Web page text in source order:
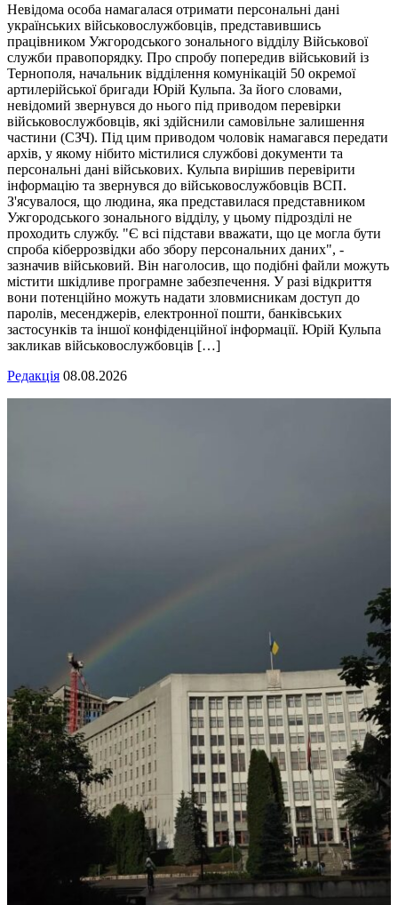
Невідома особа намагалася отримати персональні дані
українських військовослужбовців, представившись
працівником Ужгородського зонального відділу Військової
служби правопорядку. Про спробу попередив військовий із
Тернополя, начальник відділення комунікацій 50 окремої
артилерійської бригади Юрій Кульпа. За його словами,
невідомий звернувся до нього під приводом перевірки
військовослужбовців, які здійснили самовільне залишення
частини (СЗЧ). Під цим приводом чоловік намагався передати
архів, у якому нібито містилися службові документи та
персональні дані військових. Кульпа вирішив перевірити
інформацію та звернувся до військовослужбовців ВСП.
З'ясувалося, що людина, яка представилася представником
Ужгородського зонального відділу, у цьому підрозділі не
проходить службу. "Є всі підстави вважати, що це могла бути
спроба кіберрозвідки або збору персональних даних", -
зазначив військовий. Він наголосив, що подібні файли можуть
містити шкідливе програмне забезпечення. У разі відкриття
вони потенційно можуть надати зловмисникам доступ до
паролів, месенджерів, електронної пошти, банківських
застосунків та іншої конфіденційної інформації. Юрій Кульпа
закликав військовослужбовців […]
Редакція 08.08.2026